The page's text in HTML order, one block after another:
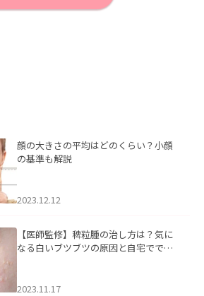
顔の大きさの平均はどのくらい？小顔
の基準も解説
2023.12.12
【医師監修】稗粒腫の治し方は？気に
なる白いブツブツの原因と自宅ででき
2023.11.17